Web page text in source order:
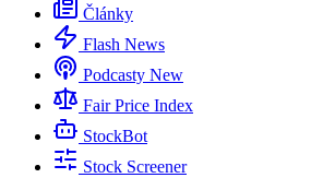
Články
Flash News
Podcasty New
Fair Price Index
StockBot
Stock Screener